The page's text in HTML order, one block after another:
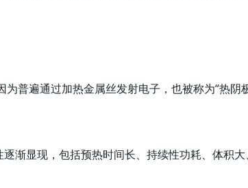
普遍通过加热金属丝发射电子，也被称为“热阴
渐显现，包括预热时间长、持续性功耗、体积